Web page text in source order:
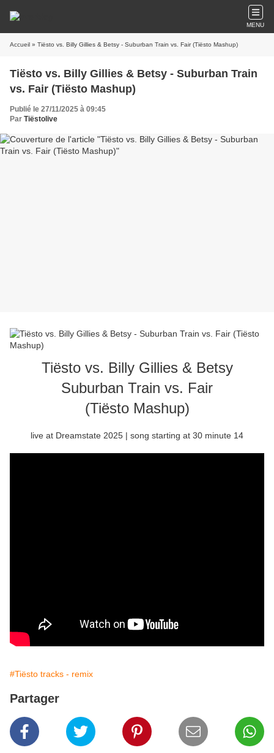
MENU
Accueil » Tiësto vs. Billy Gillies & Betsy - Suburban Train vs. Fair (Tiësto Mashup)
Tiësto vs. Billy Gillies & Betsy - Suburban Train
vs. Fair (Tiësto Mashup)
Publié le 27/11/2025 à 09:45
Par Tiëstolive
Tiësto vs. Billy Gillies & Betsy
Suburban Train vs. Fair
(Tiësto Mashup)
live at Dreamstate 2025 | song starting at 30 minute 14
#Tiësto tracks - remix
Partager